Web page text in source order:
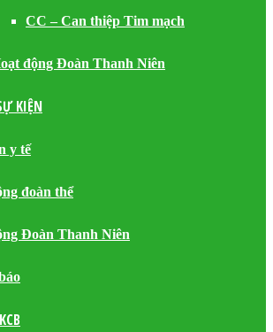
CC – Can thiệp Tim mạch
động Đoàn Thanh Niên
KIỆN
y tế
đoàn thể
Đoàn Thanh Niên